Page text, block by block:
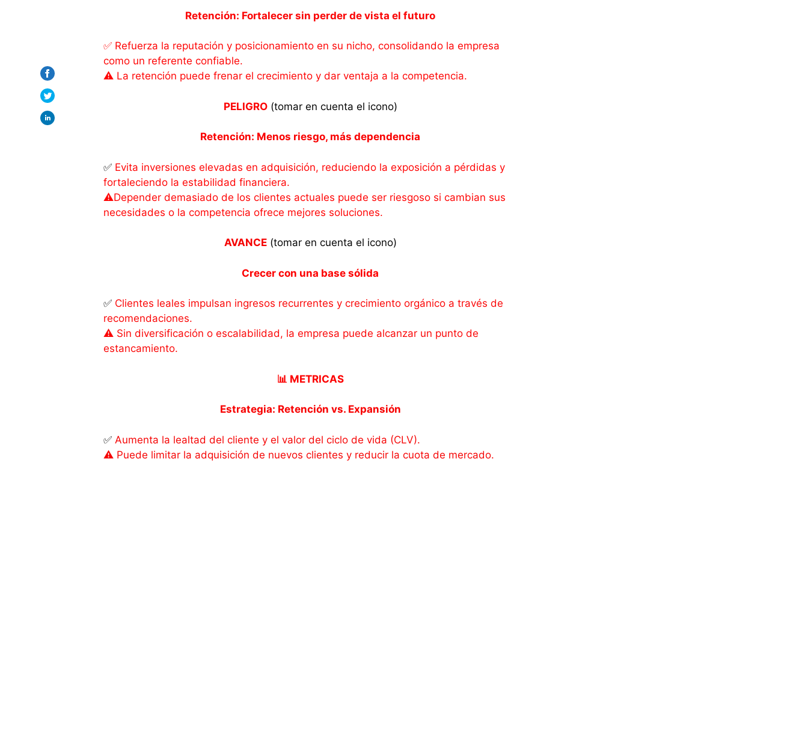
Retención: Fortalecer sin perder de vista el futuro
✅ Refuerza la reputación y posicionamiento en su nicho, consolidando la empresa
como un referente confiable.
⚠️ La retención puede frenar el crecimiento y dar ventaja a la competencia.
PELIGRO(tomar en cuenta el icono)
Retención: Menos riesgo, más dependencia
✅ Evita inversiones elevadas en adquisición, reduciendo la exposición a pérdidas y
fortaleciendo la estabilidad financiera.
⚠️Depender demasiado de los clientes actuales puede ser riesgoso si cambian sus
necesidades o la competencia ofrece mejores soluciones.
AVANCE(tomar en cuenta el icono)
Crecer con una base sólida
✅ Clientes leales impulsan ingresos recurrentes y crecimiento orgánico a través de
recomendaciones.
⚠️ Sin diversificación o escalabilidad, la empresa puede alcanzar un punto de
estancamiento.
📊 METRICAS
Estrategia: Retención vs. Expansión
✅ Aumenta la lealtad del cliente y el valor del ciclo de vida (CLV).
⚠️ Puede limitar la adquisición de nuevos clientes y reducir la cuota de mercado.